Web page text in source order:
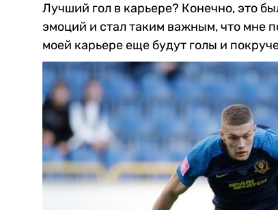
Лучший гол в карьере? Конечно, это
эмоций и стал таким важным, что мне
моей карьере еще будут голы и